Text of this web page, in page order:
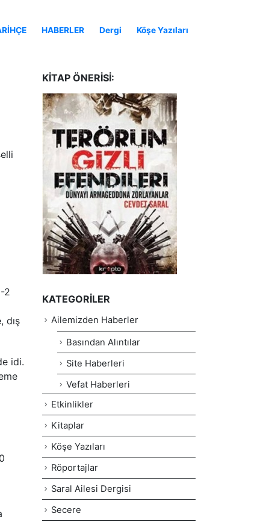
HABERLER Dergi Köşe Yazıları
2
dış
idi.
KITAP ÖNERISI:
KATEGORILER
Ailemizden Haberler
Basından Alıntılar
Site Haberleri
Vefat Haberleri
Etkinlikler
Kitaplar
Köşe Yazıları
Röportajlar
Saral Ailesi Dergisi
Secere